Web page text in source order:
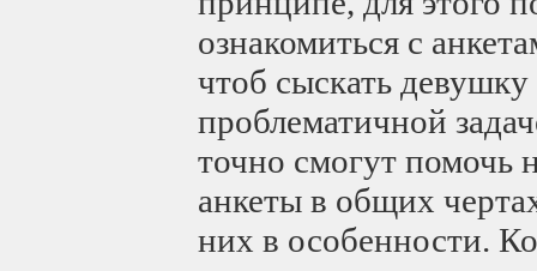
ознакомиться с
чтоб сыскать
проблематичной
точно смогут помочь
анкеты в общих
них в особенности.